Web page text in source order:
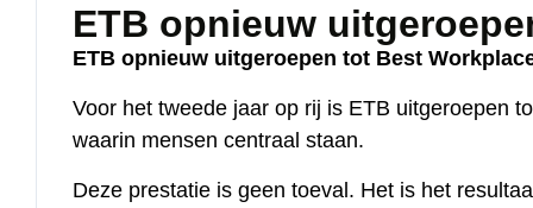
ETB opnieuw
ETB opnieuw uitgeroepen tot Best
Voor het tweede jaar op rij is ETB uitgeroepen
waarin mensen centraal staan.
Deze prestatie is geen toeval. Het is het